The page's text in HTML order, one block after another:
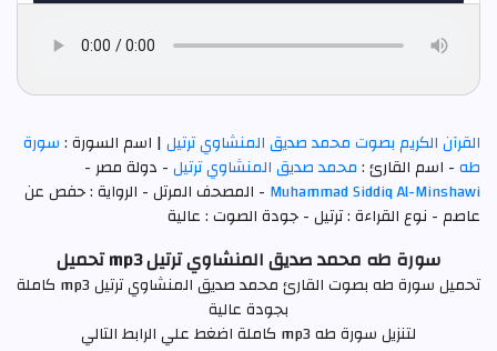
القرآن الكريم بصوت محمد صديق المنشاوي ترتيل| اسم السورة :سورة
طه- اسم القارئ :محمد صديق المنشاوي ترتيل- دولة مصر -
Muhammad Siddiq Al-Minshawi - المصحف المرتل - الرواية : حفص عن
عاصم - نوع القراءة : ترتيل - جودة الصوت : عالية
سورة طه محمد صديق المنشاوي ترتيل mp3 تحميل
تحميل سورة طه بصوت القارئ محمد صديق المنشاوي ترتيل mp3 كاملة
بجودة عالية
لتنزيل سورة طه mp3 كاملة اضغط علي الرابط التالي